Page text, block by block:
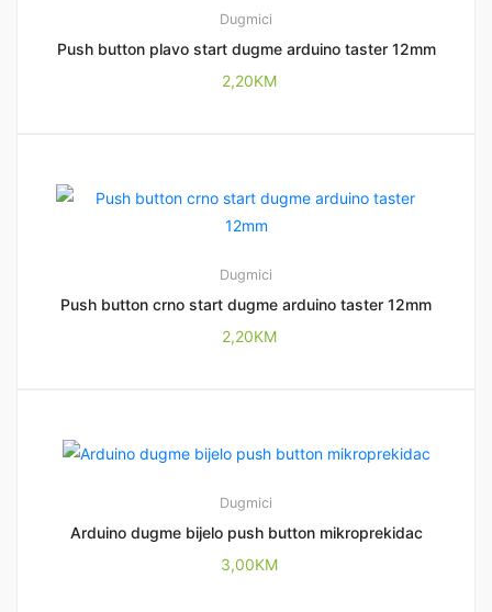
Dugmici
Push button plavo start dugme arduino taster 12mm
2,20KM
Dugmici
Push button crno start dugme arduino taster 12mm
2,20KM
Dugmici
Arduino dugme bijelo push button mikroprekidac
3,00KM